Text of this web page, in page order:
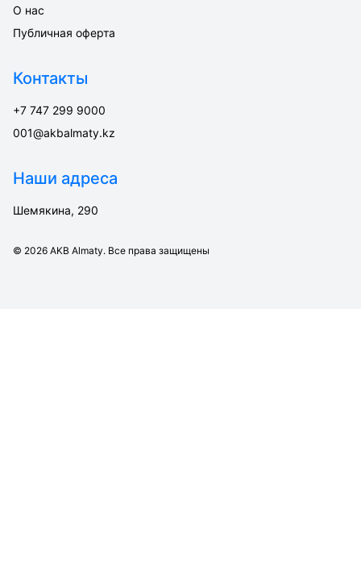
О нас
Публичная оферта
Контакты
+7 747 299 9000
001@akbalmaty.kz
Наши адреса
Шемякина, 290
© 2026 AKB Almaty. Все права защищены